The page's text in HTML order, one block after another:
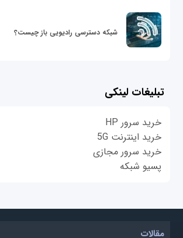
شبکه دسترسی رادیویی باز چیست؟
تبلیغات لینکی
خرید سرور HP
خرید اینترنت 5G
خرید سرور مجازی
پسیو شبکه
مقالات